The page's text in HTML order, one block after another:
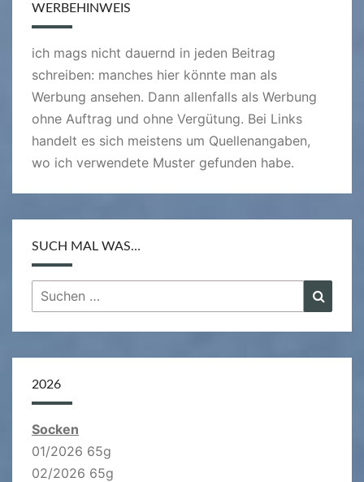
WERBEHINWEIS
ich mags nicht dauernd in jeden Beitrag
schreiben: manches hier könnte man als
Werbung ansehen. Dann allenfalls als Werbung
ohne Auftrag und ohne Vergütung. Bei Links
handelt es sich meistens um Quellenangaben,
wo ich verwendete Muster gefunden habe.
SUCH MAL WAS…
Suchen
nach:
2026
Socken
01/2026 65g
02/2026 65g